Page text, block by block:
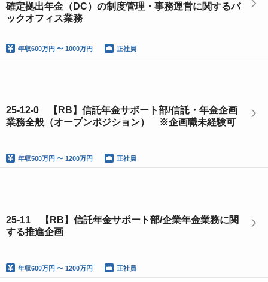
確定拠出年金（DC）の制度管理・事務運営に関するバ
ックオフィス業務
年収600万円 〜 1000万円 正社員
25-12-0 【RB】信託年金サポート部/信託・年金企画
業務全般（オープンポジション） ※企画職未経験可
年収500万円 〜 1200万円 正社員
25-11 【RB】信託年金サポート部/企業年金業務に関
する推進企画
年収600万円 〜 1200万円 正社員